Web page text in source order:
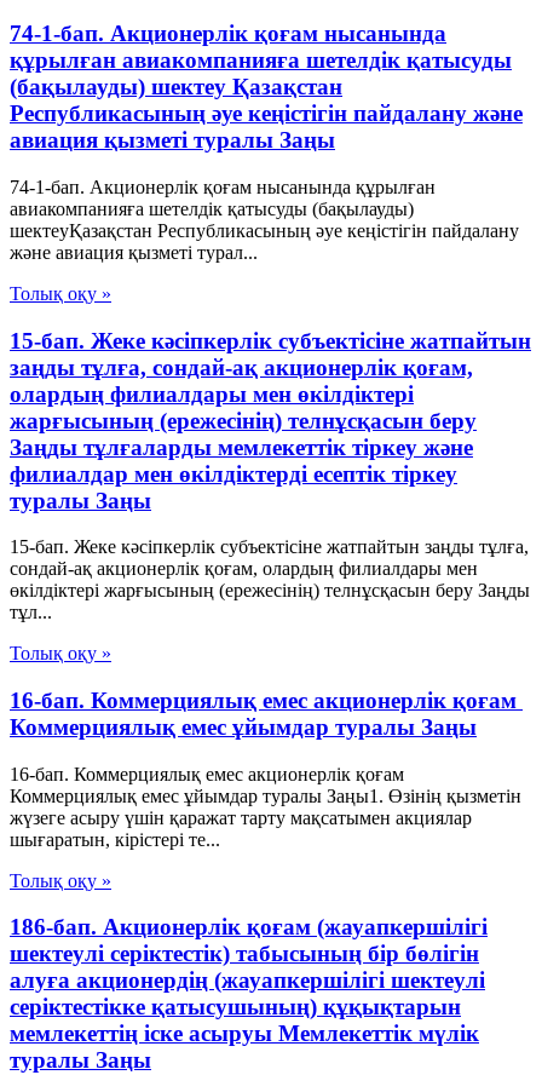
74-1-бап. Акционерлік қоғам нысанында
құрылған авиакомпанияға шетелдік қатысуды
(бақылауды) шектеу Қазақстан
Республикасының әуе кеңістігін пайдалану және
авиация қызметі туралы Заңы
74-1-бап. Акционерлік қоғам нысанында құрылған
авиакомпанияға шетелдік қатысуды (бақылауды)
шектеуҚазақстан Республикасының әуе кеңістігін пайдалану
және авиация қызметі турал...
Толық оқу »
15-бап. Жеке кәсiпкерлiк субъектiсiне жатпайтын
заңды тұлға, сондай-ақ акционерлiк қоғам,
олардың филиалдары мен өкiлдiктерi
жарғысының (ережесiнiң) телнұсқасын беру
Заңды тұлғаларды мемлекеттік тіркеу және
филиалдар мен өкілдіктерді есептік тіркеу
туралы Заңы
15-бап. Жеке кәсiпкерлiк субъектiсiне жатпайтын заңды тұлға,
сондай-ақ акционерлiк қоғам, олардың филиалдары мен
өкiлдiктерi жарғысының (ережесiнiң) телнұсқасын беру Заңды
тұл...
Толық оқу »
16-бап. Коммерциялық емес акционерлiк қоғам
Коммерциялық емес ұйымдар туралы Заңы
16-бап. Коммерциялық емес акционерлiк қоғам
Коммерциялық емес ұйымдар туралы Заңы1. Өзiнiң қызметiн
жүзеге асыру үшiн қаражат тарту мақсатымен акциялар
шығаратын, кiрiстерi те...
Толық оқу »
186-бап. Акционерлік қоғам (жауапкершілігі
шектеулі серіктестік) табысының бір бөлігін
алуға акционердің (жауапкершілігі шектеулі
серіктестікке қатысушының) құқықтарын
мемлекеттің іске асыруы Мемлекеттік мүлік
туралы Заңы